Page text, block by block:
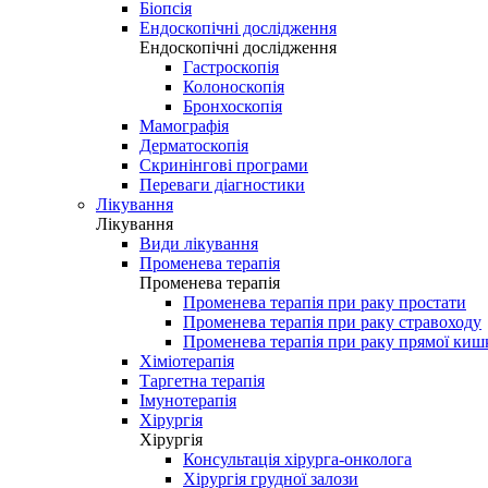
Біопсія
Ендоскопічні дослідження
Ендоскопічні дослідження
Гастроскопія
Колоноскопія
Бронхоскопія
Мамографія
Дерматоскопія
Скринінгові програми
Переваги діагностики
Лікування
Лікування
Види лікування
Променева терапія
Променева терапія
Променева терапія при раку простати
Променева терапія при раку стравоходу
Променева терапія при раку прямої
Хіміотерапія
Таргетна терапія
Імунотерапія
Хірургія
Хірургія
Консультація хірурга-онколога
Хірургія грудної залози